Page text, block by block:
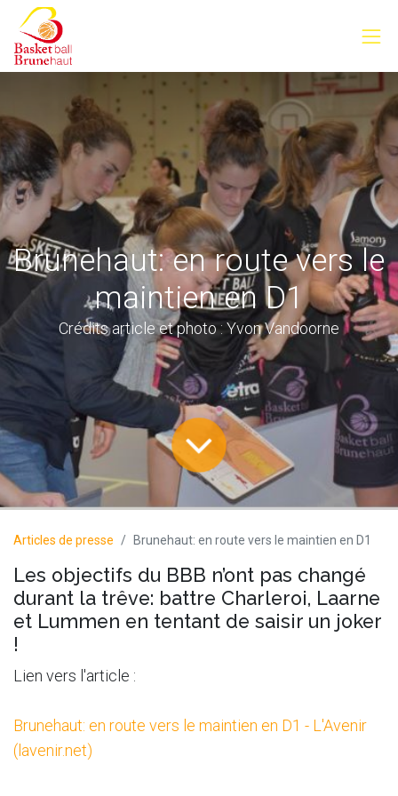
Brunehaut: en route vers le
maintien en D1
Crédits article et photo : Yvon Vandoorne
Articles de presse Brunehaut: en route vers le maintien en D1
Les objectifs du BBB n’ont pas changé
durant la trêve: battre Charleroi, Laarne
et Lummen en tentant de saisir un joker
!
Lien vers l'article :
Brunehaut: en route vers le maintien en D1 - L'Avenir
(lavenir.net)
Découvrez
l'un de nos
partenaires
×